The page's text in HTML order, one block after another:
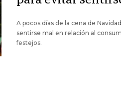
A pocos días de la cena de
sentirse mal en relación al
festejos.